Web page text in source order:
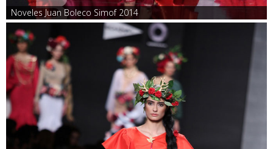
Noveles Juan Boleco Simof 2014